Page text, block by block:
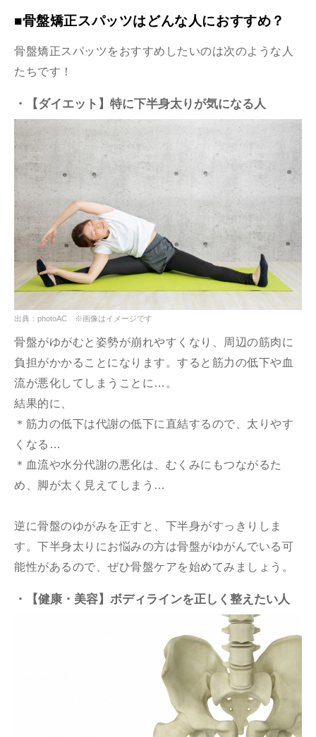
■骨盤矯正スパッツはどんな人におすすめ？
骨盤矯正スパッツをおすすめしたいのは次のような人
たちです！
・【ダイエット】特に下半身太りが気になる人
出典：photoAC ※画像はイメージです
骨盤がゆがむと姿勢が崩れやすくなり、周辺の筋肉に
負担がかかることになります。すると筋力の低下や血
流が悪化してしまうことに…。
結果的に、
＊筋力の低下は代謝の低下に直結するので、太りやす
くなる…
＊血流や水分代謝の悪化は、むくみにもつながるた
め、脚が太く見えてしまう…
逆に骨盤のゆがみを正すと、下半身がすっきりしま
す。下半身太りにお悩みの方は骨盤がゆがんでいる可
能性があるので、ぜひ骨盤ケアを始めてみましょう。
・【健康・美容】ボディラインを正しく整えたい人